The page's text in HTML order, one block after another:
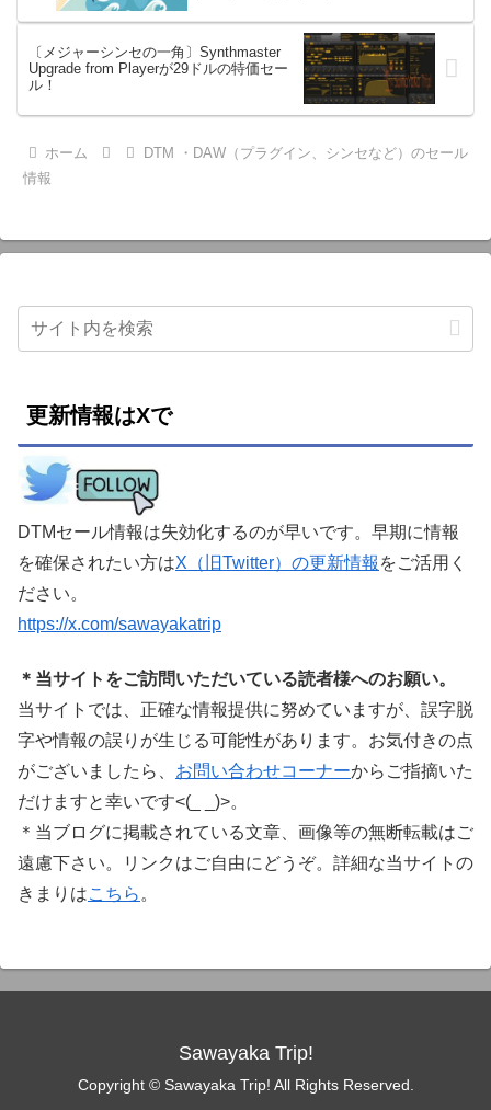
〔メジャーシンセの一角〕Synthmaster
Upgrade from Playerが29ドルの特価セー
ル！
ホーム
DTM ・DAW（プラグイン、シンセなど）のセール
情報
更新情報はXで
DTMセール情報は失効化するのが早いです。早期に情報
を確保されたい方はX（旧Twitter）の更新情報 をご活用く
ださい。
https://x.com/sawayakatrip
＊当サイトをご訪問いただいている読者様へのお願い。
当サイトでは、正確な情報提供に努めていますが、誤字脱
字や情報の誤りが生じる可能性があります。お気付きの点
がございましたら、 お問い合わせコーナーからご指摘いた
だけますと幸いです<(_ _)>。
＊当ブログに掲載されている文章、画像等の無断転載はご
遠慮下さい。リンクはご自由にどうぞ。詳細な当サイトの
きまりはこちら 。
Sawayaka Trip!
Copyright © Sawayaka Trip! All Rights Reserved.